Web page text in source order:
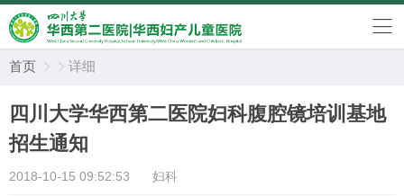
首页   详细
四川大学华西第二医院妇科腹腔镜培训基地
招生通知
2018-10-15 09:52:53 妇科